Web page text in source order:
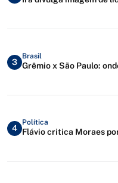
3
Brasil
Grêmio x São Paulo:
4
Política
Flávio critica Moraes